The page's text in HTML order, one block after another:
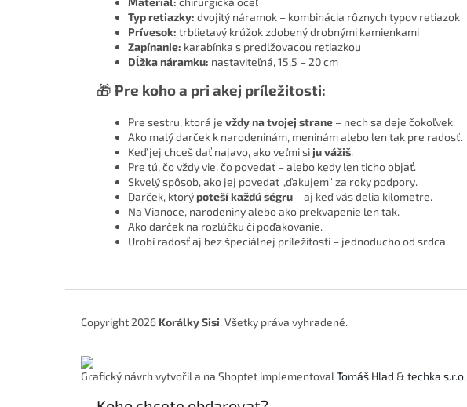
Typ retiazky: dvojitý náramok – kombinácia rôznych typov retiazok
Prívesok: trblietavý krúžok zdobený drobnými kamienkami
Zapínanie: karabínka s predlžovacou retiazkou
Dĺžka náramku: nastaviteľná, 15,5 – 20 cm
🎁 Pre koho a pri akej príležitosti:
Pre sestru, ktorá je vždy na tvojej strane – nech sa deje čokoľvek.
Ako malý darček k narodeninám, meninám alebo len tak pre radosť.
Keď jej chceš dať najavo, ako veľmi si ju vážiš.
Pre tú, čo vždy vie, čo povedať – alebo kedy len ticho objať.
Skvelý spôsob, ako jej povedať „ďakujem“ za roky podpory.
Darček, ktorýpoteší každú ségru – aj keď vás delia kilometre.
Na Vianoce, narodeniny alebo ako prekvapenie len tak.
Ako darček na rozlúčku či poďakovanie.
Urobí radosť aj bez špeciálnej príležitosti – jednoducho od srdca.
Copyright 2026 Korálky Sisi. Všetky práva vyhradené.
Grafický návrh vytvořil a na Shoptet implementoval Tomáš Hlad & techka s.r.o.